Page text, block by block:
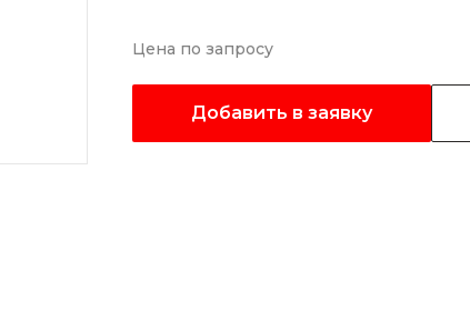
Цена по запросу
Добавить в заявку